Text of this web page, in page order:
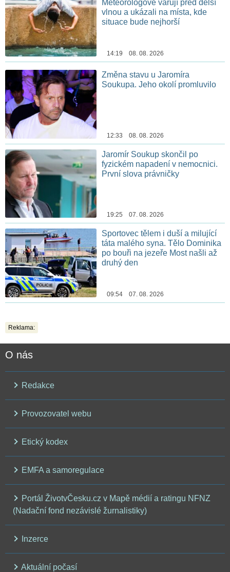
Meteorologové varují před delší
vlnou a ukázali na místa, kde
situace bude nejhorší
14:19 08. 08. 2026
Změna stavu u Jaromíra
Soukupa. Jeho okolí promluvilo
12:33 08. 08. 2026
Jaromír Soukup skončil po
fyzickém napadení v nemocnici.
První slova právničky
19:25 07. 08. 2026
Sportovec tělem i duší a milující
táta malého syna. Tělo Dominika
po bouři na jezeře Most našli až
druhý den
09:54 07. 08. 2026
Reklama:
O nás
Redakce
Provozovatel webu
Etický kodex
EMFA a samoregulace
Portál ŽivotvČesku.cz v Mapě médií a ratingu NFNZ
(Nadační fond nezávislé žurnalistiky)
Inzerce
Aktuální počasí